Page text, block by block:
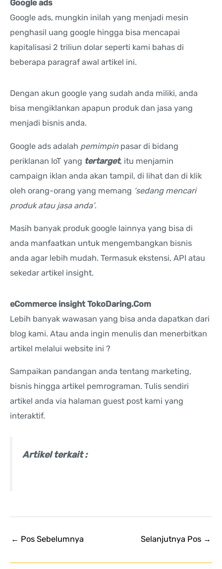
Google ads
Google ads, mungkin inilah yang menjadi mesin
penghasil uang google hingga bisa mencapai
kapitalisasi 2 triliun dolar seperti kami bahas di
beberapa paragraf awal artikel ini.
Dengan akun google yang sudah anda miliki, anda
bisa mengiklankan apapun produk dan jasa yang
menjadi bisnis anda.
Google ads adalah pemimpinpasar di bidang
periklanan IoT yang tertarget, itu menjamin
campaign iklan anda akan tampil, di lihat dan di klik
oleh orang-orang yang memang ‘sedang mencari
produk atau jasa anda’.
Masih banyak produk google lainnya yang bisa di
anda manfaatkan untuk mengembangkan bisnis
anda agar lebih mudah. Termasuk ekstensi, API atau
sekedar artikel insight.
eCommerce insight TokoDaring.Com
Lebih banyak wawasan yang bisa anda dapatkan dari
blog kami. Atau anda ingin menulis dan menerbitkan
artikel melalui website ini ?
Sampaikan pandangan anda tentang marketing,
bisnis hingga artikel pemrograman. Tulis sendiri
artikel anda via halaman guest post kami yang
interaktif.
Artikel terkait :
← Pos Sebelumnya Selanjutnya Pos →